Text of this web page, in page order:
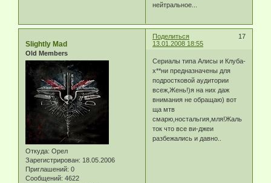
нейтральное...
Поделиться
17
13.01.2008 18:55
Slightly Mad
Old Members
Откуда: Орел
Зарегистрирован: 18.05.2006
Приглашений: 0
Сообщений: 4622
Сериалы типа Алисы и Клуба-
х**ни предназначены для
подростковой аудитории
всеж,Жень!)я на них даж
внимания не обращаю) вот
ща мтв
смарю,ностальгия,мля!Жаль
ток что все ви-джеи
разбежались и давно..